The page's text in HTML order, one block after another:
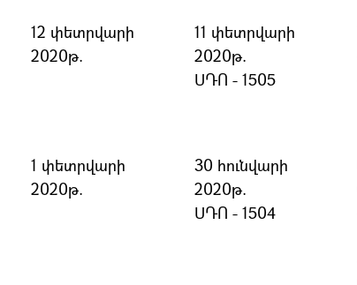
12 փետրվարի
2020թ.
11 փետրվարի
2020թ.
ՍԴՈ - 1505
1 փետրվարի
2020թ.
30 հունվարի
2020թ.
ՍԴՈ - 1504